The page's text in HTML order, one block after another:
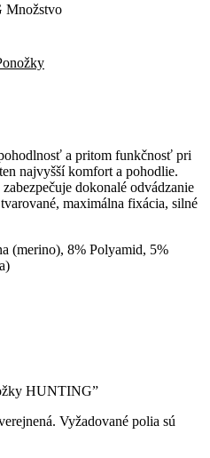
Množstvo
a pritom funkčnosť pri
najvyšší komfort a pohodlie.
dokonalé odvádzanie
maximálna fixácia, silné
(merino), 8% Polyamid, 5%
HUNTING”
Vyžadované polia sú